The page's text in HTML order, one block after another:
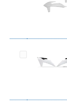
Artikel
Artikel